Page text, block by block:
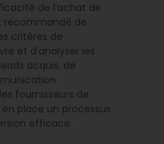
de l’achat de
recommandé de
critères de
et d’analyser les
acquis, de
fournisseurs de
place un processus
efficace.